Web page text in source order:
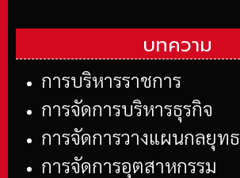
บทความ
การบริหารราชการ
การจัดการบริหารธุรกิจ
การจัดการวางแผนกลยุทธ
การจัดการอุตสาหกรรม